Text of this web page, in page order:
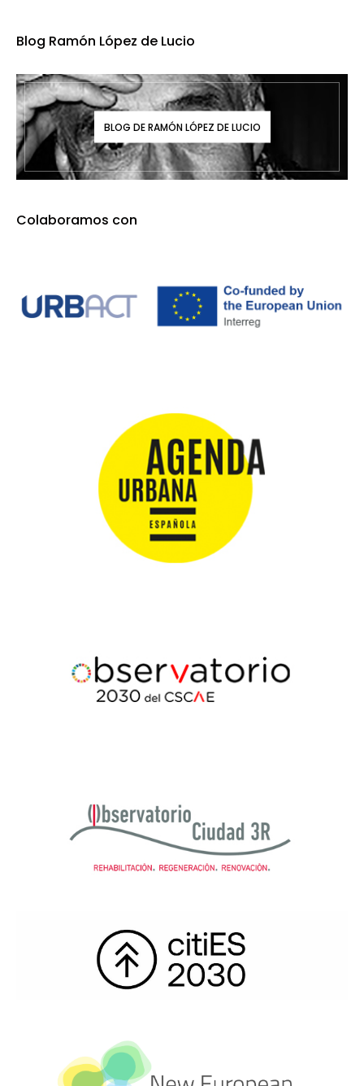
Blog Ramón López de Lucio
BLOG DE RAMÓN LÓPEZ DE LUCIO
Colaboramos con